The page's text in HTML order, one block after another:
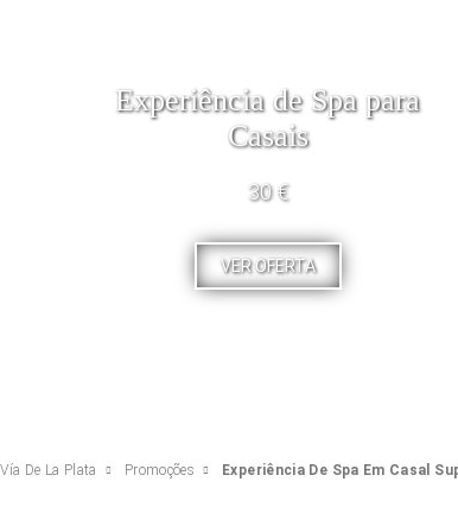
Experiência de Spa para
Casais
30 €
VER OFERTA
De La Plata Promoções Experiência De Spa Em Casal